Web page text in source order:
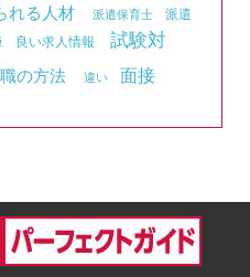
れる人材 派遣保育士
派遣
良い求人情報
試験対
の方法 違い 面接